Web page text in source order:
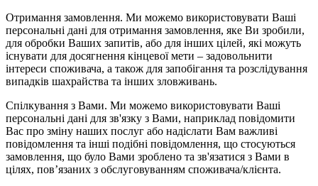
Отримання замовлення. Ми можемо використовувати Ваші
персональні дані для отримання замовлення, яке Ви зробили,
для обробки Ваших запитів, або для інших цілей, які можуть
існувати для досягнення кінцевої мети – задовольнити
інтереси споживача, а також для запобігання та розслідування
випадків шахрайства та інших зловживань.
Спілкування з Вами. Ми можемо використовувати Ваші
персональні дані для зв'язку з Вами, наприклад повідомити
Вас про зміну наших послуг або надіслати Вам важливі
повідомлення та інші подібні повідомлення, що стосуються
замовлення, що було Вами зроблено та зв'язатися з Вами в
цілях, пов’язаних з обслуговуванням споживача/клієнта.